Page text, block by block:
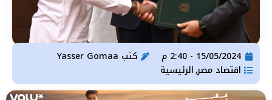
15/05/2024 - 2:40 م كتب
اقتصاد مصر, الرئيسية